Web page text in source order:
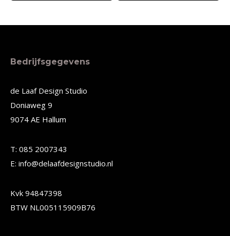
product
meerdere
Deze
optie
kan
worden
de
productpagina
product
Bedrijfsgegevens
de Laaf Design Studio
Doniaweg 9
9074 AE Hallum
T: 085 2007343
E: info@delaafdesignstudio.nl
Kvk 94847398
BTW NL005115909B76